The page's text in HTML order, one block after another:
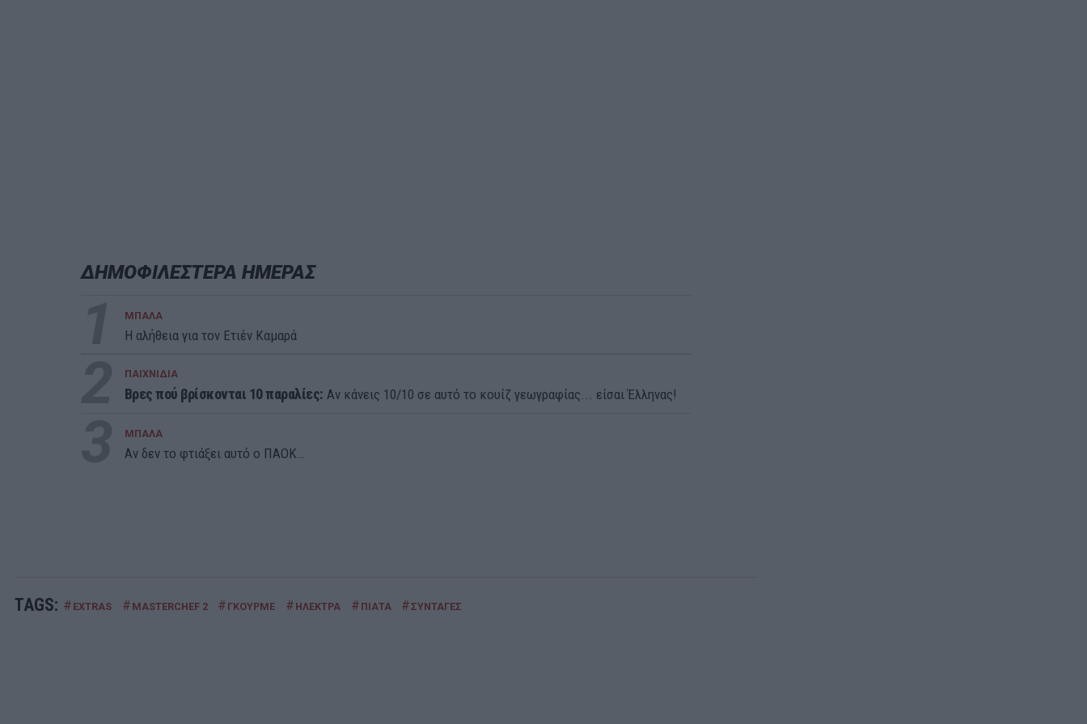
ΔΗΜΟΦΙΛΕΣΤΕΡΑ ΗΜΕΡΑΣ
ΜΠΑΛΑ
Η αλήθεια για τον Ετιέν Καμαρά
ΠΑΙΧΝΙΔΙΑ
Βρες πού βρίσκονται 10 παραλίες: Αν κάνεις 10/10 σε αυτό το κουίζ γεωγραφίας... είσαι Έλληνας!
ΜΠΑΛΑ
Αν δεν το φτιάξει αυτό ο ΠΑΟΚ…
TAGS: # EXTRAS # MASTERCHEF 2 # ΓΚΟΥΡΜΕ # ΗΛΕΚΤΡΑ # ΠΙΑΤΑ #ΣΥΝΤΑΓΕΣ